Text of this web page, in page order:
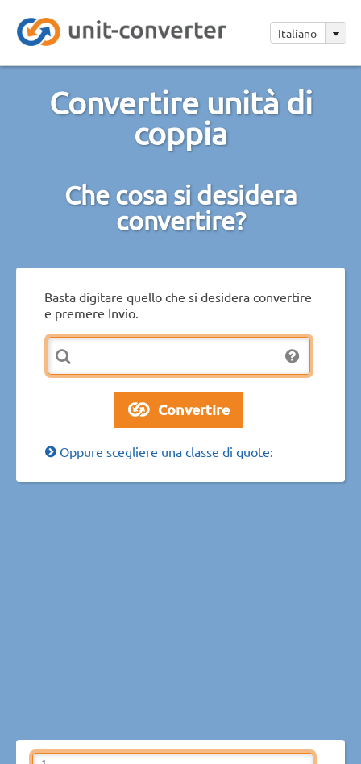
Italiano
Convertire unità di
coppia
Che cosa si desidera
convertire?
Basta digitare quello che si desidera convertire
e premere Invio.
Oppure scegliere una classe di quote: